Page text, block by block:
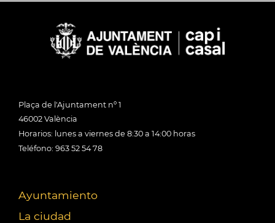
Plaça de l'Ajuntament nº 1
46002 València
Horarios: lunes a viernes de 8:30 a 14:00 horas
Teléfono: 963 52 54 78
Ayuntamiento
La ciudad